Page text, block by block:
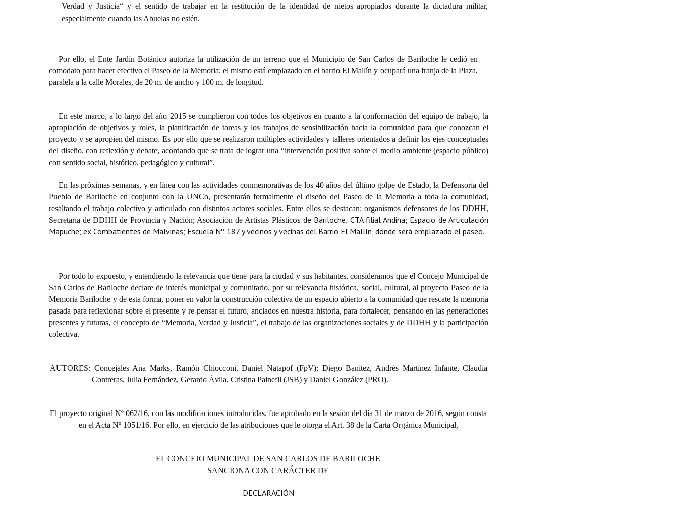
Verdad y Justicia“ y el sentido de trabajar en la restitución de la identidad de nietos apropiados durante la dictadura militar,
especialmente cuando las Abuelas no estén.
Por ello, el Ente Jardín Botánico autoriza la utilización de un terreno que el Municipio de San Carlos de Bariloche le cedió en
comodato para hacer efectivo el Paseo de la Memoria; el mismo está emplazado en el barrio El Mallín y ocupará una franja de la Plaza,
paralela a la calle Morales, de 20 m. de ancho y 100 m. de longitud.
En este marco, a lo largo del año 2015 se cumplieron con todos los objetivos en cuanto a la conformación del equipo de trabajo, la
apropiación de objetivos y roles, la planificación de tareas y los trabajos de sensibilización hacia la comunidad para que conozcan el
proyecto y se apropien del mismo. Es por ello que se realizaron múltiples actividades y talleres orientados a definir los ejes conceptuales
del diseño, con reflexión y debate, acordando que se trata de lograr una “intervención positiva sobre el medio ambiente (espacio público)
con sentido social, histórico, pedagógico y cultural”.
En las próximas semanas, y en línea con las actividades conmemorativas de los 40 años del último golpe de Estado, la Defensoría del
Pueblo de Bariloche en conjunto con la UNCo, presentarán formalmente el diseño del Paseo de la Memoria a toda la comunidad,
resaltando el trabajo colectivo y articulado con distintos actores sociales. Entre ellos se destacan: organismos defensores de los DDHH,
Secretaría de DDHH de Provincia y Nación; Asociación de Artistas Plásticos de Bariloche; CTA filial Andina; Espacio de Articulación
Mapuche; ex Combatientes de Malvinas; Escuela Nº 187 y vecinos y vecinas del Barrio El Mallín, donde será emplazado el paseo.
Por todo lo expuesto, y entendiendo la relevancia que tiene para la ciudad y sus habitantes, consideramos que el Concejo Municipal de
San Carlos de Bariloche declare de interés municipal y comunitario, por su relevanciahistórica, social, cultural, al proyecto Paseo de la
Memoria Bariloche y de esta forma, poner en valor la construcción colectiva de un espacio abierto a la comunidad que rescate la memoria
pasada para reflexionar sobre el presente y re-pensar el futuro, anclados en nuestra historia, para fortalecer, pensando en las generaciones
presentes y futuras, el concepto de “Memoria, Verdad y Justicia”, el trabajo de las organizaciones sociales y de DDHH y la participación
colectiva.
AUTORES: Concejales Ana Marks, Ramón Chiocconi, Daniel Natapof (FpV); Diego Banítez, Andrés Martínez Infante, Claudia
Contreras, Julia Fernández, Gerardo Ávila, Cristina Painefil (JSB) y Daniel González (PRO).
El proyecto original Nº 062/16, con las modificaciones introducidas, fue aprobado en la sesión del día 31 de marzo de 2016, según consta
en el Acta Nº 1051/16. Por ello, en ejercicio de las atribuciones que le otorga el Art. 38 de la Carta Orgánica Municipal,
EL CONCEJO MUNICIPAL DE SAN CARLOS DE BARILOCHE
SANCIONA CON CARÁCTER DE
DECLARACIÓN